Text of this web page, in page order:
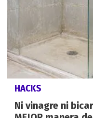
HACKS
Ni vinagre ni